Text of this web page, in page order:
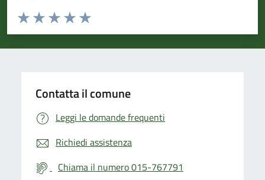
Valuta da 1 a 5 stelle la pagina
Valuta 5 stelle su 5
Valuta 4 stelle su 5
Valuta 3 stelle su 5
Valuta 2 stelle su 5
Valuta 1 stelle su 5
Contatta il comune
Leggi le domande frequenti
Richiedi assistenza
Chiama il numero 015-767791